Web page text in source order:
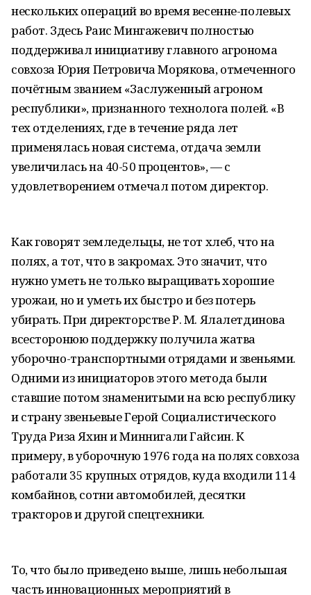
нескольких операций во время весенне-полевых
работ. Здесь Раис Мингажевич полностью
поддерживал инициативу главного агронома
совхоза Юрия Петровича Морякова, отмеченного
почётным званием «Заслуженный агроном
республики», признанного технолога полей. «В
тех отделениях, где в течение ряда лет
применялась новая система, отдача земли
увеличилась на 40-50 процентов», — с
удовлетворением отмечал потом директор.
Как говорят земледельцы, не тот хлеб, что на
полях, а тот, что в закромах. Это значит, что
нужно уметь не только выращивать хорошие
урожаи, но и уметь их быстро и без потерь
убирать. При директорстве Р. М. Ялалетдинова
всесторонюю поддержку получила жатва
уборочно-транспортными отрядами и звеньями.
Одними из инициаторов этого метода были
ставшие потом знаменитыми на всю республику
и страну звеньевые Герой Социалистического
Труда Риза Яхин и Миннигали Гайсин. К
примеру, в уборочную 1976 года на полях совхоза
работали 35 крупных отрядов, куда входили 114
комбайнов, сотни автомобилей, десятки
тракторов и другой спецтехники.
То, что было приведено выше, лишь небольшая
часть инновационных мероприятий в